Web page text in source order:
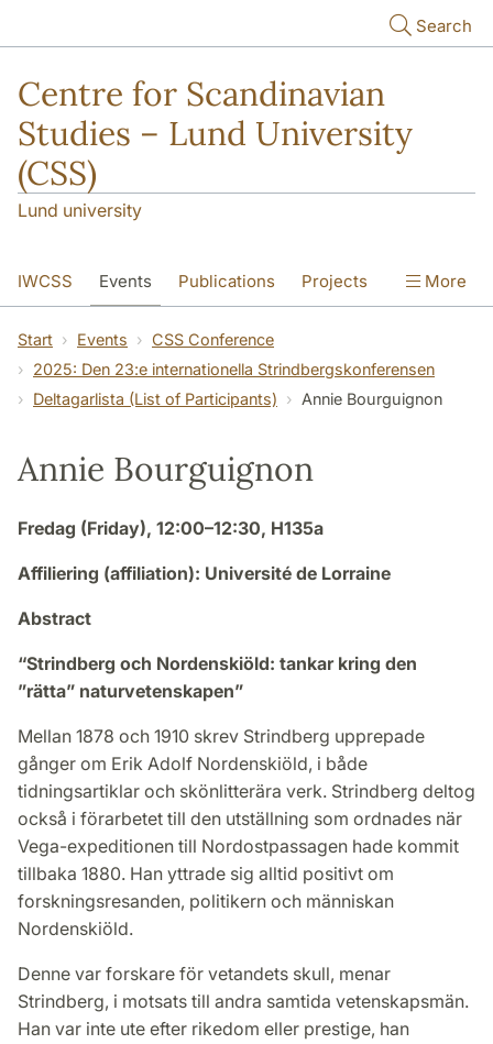
Search
Centre for Scandinavian
Studies – Lund University
(CSS)
Lund university
IWCSS Events Publications Projects
IASS About
More
Start Events
CSS Conference
2025: Den 23:e internationella Strindbergskonferensen
Deltagarlista (List of Participants)
Annie Bourguignon
Annie Bourguignon
Fredag (Friday), 12:00–12:30, H135a
Affiliering (affiliation): Université de Lorraine
Abstract
“Strindberg och Nordenskiöld: tankar kring den
”rätta” naturvetenskapen”
Mellan 1878 och 1910 skrev Strindberg upprepade
gånger om Erik Adolf Nordenskiöld, i både
tidningsartiklar och skönlitterära verk. Strindberg deltog
också i förarbetet till den utställning som ordnades när
Vega-expeditionen till Nordostpassagen hade kommit
tillbaka 1880. Han yttrade sig alltid positivt om
forskningsresanden, politikern och människan
Nordenskiöld.
Denne var forskare för vetandets skull, menar
Strindberg, i motsats till andra samtida vetenskapsmän.
Han var inte ute efter rikedom eller prestige, han